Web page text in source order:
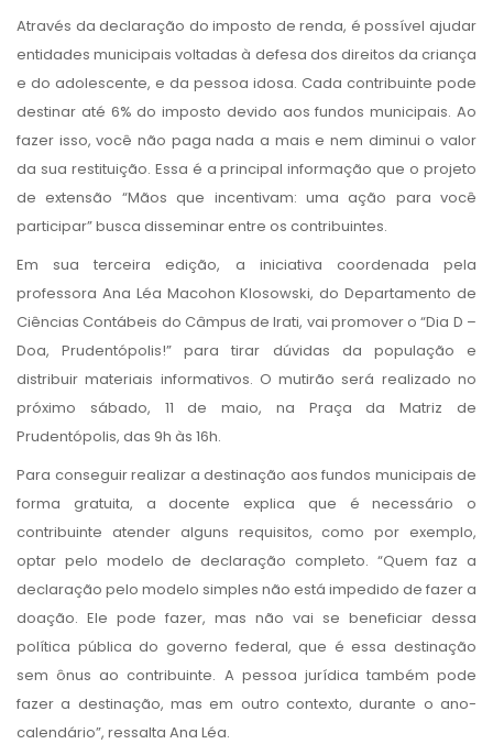
Através da declaração do imposto de renda, é possível ajudar
entidades municipais voltadas à defesa dos direitos da criança
e do adolescente, e da pessoa idosa. Cada contribuinte pode
destinar até 6% do imposto devido aos fundos municipais. Ao
fazer isso, você não paga nada a mais e nem diminui o valor
da sua restituição. Essa é a principal informação que o projeto
de extensão “Mãos que incentivam: uma ação para você
participar” busca disseminar entre os contribuintes.
Em sua terceira edição, a iniciativa coordenada pela
professora Ana Léa Macohon Klosowski, do Departamento de
Ciências Contábeis do Câmpus de Irati, vai promover o “Dia D –
Doa, Prudentópolis!” para tirar dúvidas da população e
distribuir materiais informativos. O mutirão será realizado no
próximo sábado, 11 de maio, na Praça da Matriz de
Prudentópolis, das 9h às 16h.
Para conseguir realizar a destinação aos fundos municipais de
forma gratuita, a docente explica que é necessário o
contribuinte atender alguns requisitos, como por exemplo,
optar pelo modelo de declaração completo. “Quem faz a
declaração pelo modelo simples não está impedido de fazer a
doação. Ele pode fazer, mas não vai se beneficiar dessa
política pública do governo federal, que é essa destinação
sem ônus ao contribuinte. A pessoa jurídica também pode
fazer a destinação, mas em outro contexto, durante o ano-
calendário”, ressalta Ana Léa.